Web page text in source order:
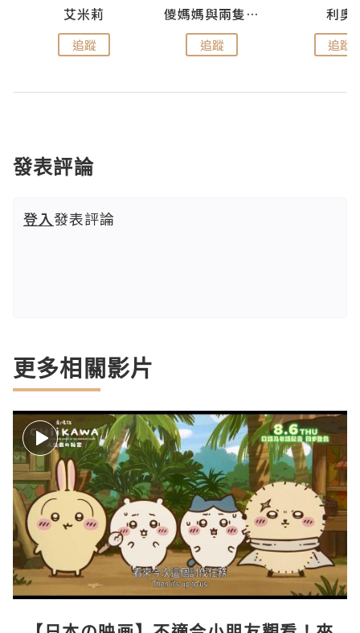
艾米莉
追蹤
儍媽媽與兩隻小魔怪之家
追蹤
利奧
追蹤
發表評論
登入發表評論
更多相關影片